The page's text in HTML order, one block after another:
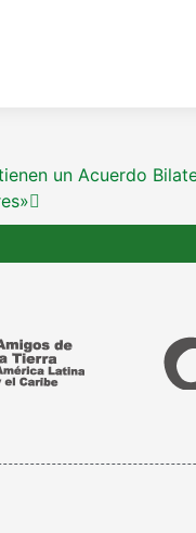
un Acuerdo